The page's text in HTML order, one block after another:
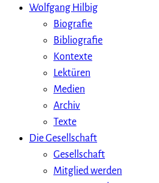
Wolfgang Hilbig
Biografie
Bibliografie
Kontexte
Lektüren
Medien
Archiv
Texte
Die Gesellschaft
Gesellschaft
Mitglied werden